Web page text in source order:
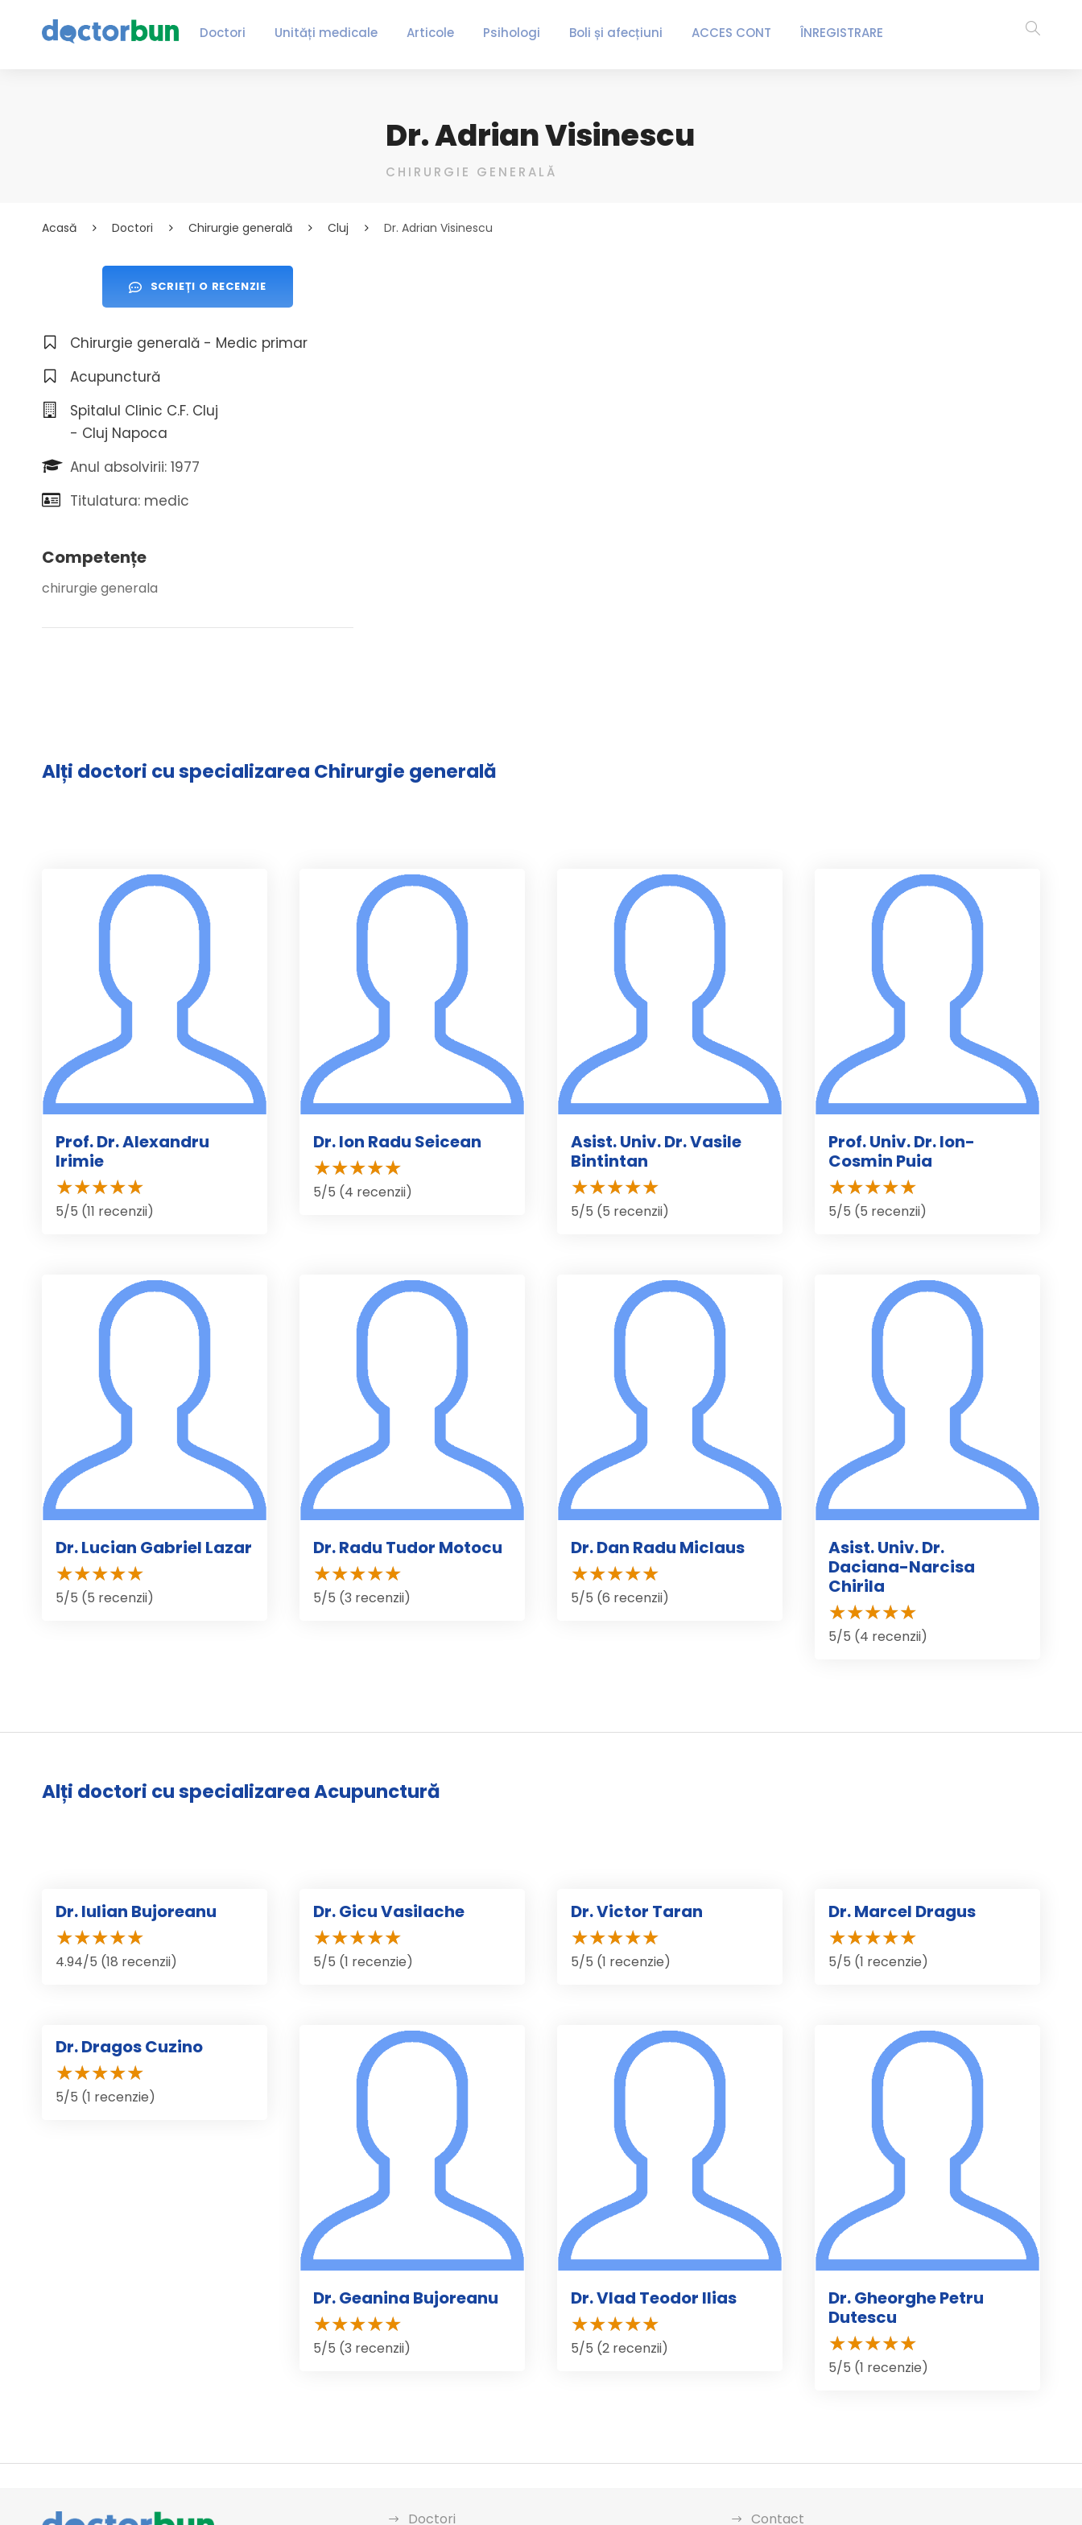
Doctori Unități medicale Articole Psihologi Boli și afecțiuni ACCES CONT ÎNREGISTRARE
Dr. Adrian Visinescu
CHIRURGIE GENERALĂ
Acasă Doctori Chirurgie generală Cluj Dr. Adrian Visinescu
SCRIEȚI O RECENZIE
Chirurgie generală - Medic primar
Acupunctură
Spitalul Clinic C.F. Cluj
- Cluj Napoca
Anul absolvirii: 1977
Titulatura: medic
Competențe
chirurgie generala
Alți doctori cu specializarea Chirurgie generală
Prof. Dr. Alexandru
Irimie
5/5 (11 recenzii)
Dr. Ion Radu Seicean
5/5 (4 recenzii)
Asist. Univ. Dr. Vasile
Bintintan
5/5 (5 recenzii)
Prof. Univ. Dr. Ion-
Cosmin Puia
5/5 (5 recenzii)
Dr. Lucian Gabriel Lazar
5/5 (5 recenzii)
Dr. Radu Tudor Motocu
5/5 (3 recenzii)
Dr. Dan Radu Miclaus
5/5 (6 recenzii)
Asist. Univ. Dr.
Daciana-Narcisa
Chirila
5/5 (4 recenzii)
Alți doctori cu specializarea Acupunctură
Dr. Iulian Bujoreanu
4.94/5 (18 recenzii)
Dr. Gicu Vasilache
5/5 (1 recenzie)
Dr. Victor Taran
5/5 (1 recenzie)
Dr. Marcel Dragus
5/5 (1 recenzie)
Dr. Dragos Cuzino
5/5 (1 recenzie)
Dr. Geanina Bujoreanu
5/5 (3 recenzii)
Dr. Vlad Teodor Ilias
5/5 (2 recenzii)
Dr. Gheorghe Petru
Dutescu
5/5 (1 recenzie)
Doctori Contact